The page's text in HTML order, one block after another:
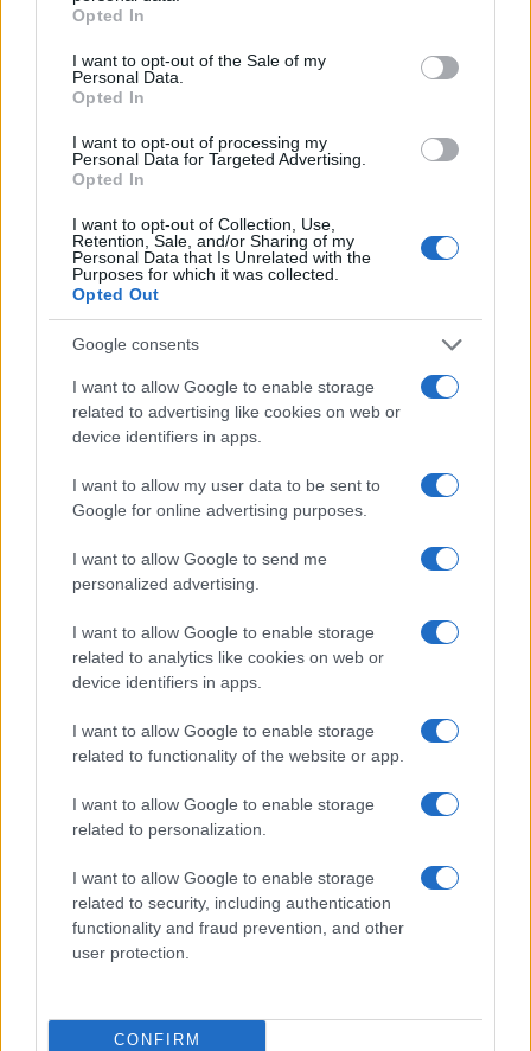
Opted In
I want to opt-out of the Sale of my
Personal Data.
Opted In
I want to opt-out of processing my
Personal Data for Targeted Advertising.
Opted In
I want to opt-out of Collection, Use,
Retention, Sale, and/or Sharing of my
Personal Data that Is Unrelated with the
Purposes for which it was collected.
Opted Out
Google consents
I want to allow Google to enable storage
related to advertising like cookies on web or
device identifiers in apps.
I want to allow my user data to be sent to
Google for online advertising purposes.
I want to allow Google to send me
personalized advertising.
I want to allow Google to enable storage
related to analytics like cookies on web or
device identifiers in apps.
I want to allow Google to enable storage
related to functionality of the website or app.
I want to allow Google to enable storage
related to personalization.
I want to allow Google to enable storage
related to security, including authentication
functionality and fraud prevention, and other
user protection.
CONFIRM
Tuttavia, assumiamo per assurdo lo scenario
peggiore, che prevede i tassi rimanere costanti al
4,65%, nonostante le previsioni di graduale
La prima domanda a cui rispondere è la
seguente: “quanto dovrebbero rendere gli
investimenti che abbiamo in essere per
Considerando anche la tassazione del 26% sugli
utili realizzati, il tasso di pareggio sarebbe pari al
2,78% lordo annuo.
Questo è dovuto al fatto che, mentre il nostro
debito di mese in mese si riduce, il capitale
investito lavora per noi mediante la
capitalizzazione composta
Facciamo uno step in più.
prossimi 20 anni il capitale, quale sarebbe il